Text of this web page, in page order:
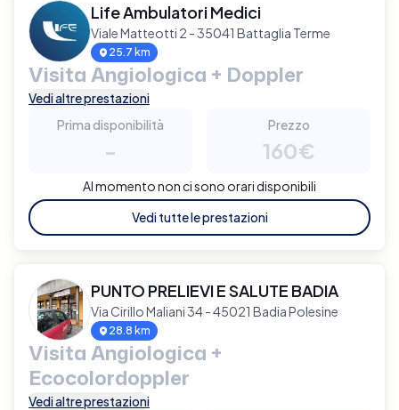
Life Ambulatori Medici
Viale Matteotti 2 - 35041 Battaglia Terme
25.7 km
Visita Angiologica + Doppler
Vedi altre prestazioni
Prima disponibilità
-
Prezzo
160€
Al momento non ci sono orari disponibili
Vedi tutte le prestazioni
PUNTO PRELIEVI E SALUTE BADIA
Via Cirillo Maliani 34 - 45021 Badia Polesine
28.8 km
Visita Angiologica +
Ecocolordoppler
Vedi altre prestazioni